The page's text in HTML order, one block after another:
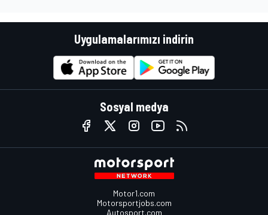
Uygulamalarımızı indirin
Sosyal medya
Motor1.com
Motorsportjobs.com
Autosport.com